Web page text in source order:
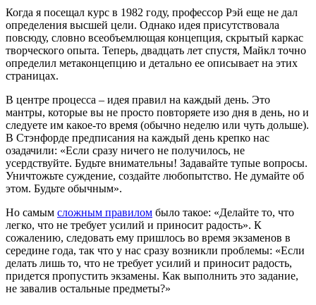
Когда я посещал курс в 1982 году, профессор Рэй еще не дал
определения высшей цели. Однако идея присутствовала
повсюду, словно всеобъемлющая концепция, скрытый каркас
творческого опыта. Теперь, двадцать лет спустя, Майкл точно
определил метаконцепцию и детально ее описывает на этих
страницах.
В центре процесса – идея правил на каждый день. Это
мантры, которые вы не просто повторяете изо дня в день, но и
следуете им какое-то время (обычно неделю или чуть дольше).
В Стэнфорде предписания на каждый день крепко нас
озадачили: «Если сразу ничего не получилось, не
усердствуйте. Будьте внимательны! Задавайте тупые вопросы.
Уничтожьте суждение, создайте любопытство. Не думайте об
этом. Будьте обычным».
Но самым сложным правилом было такое: «Делайте то, что
легко, что не требует усилий и приносит радость». К
сожалению, следовать ему пришлось во время экзаменов в
середине года, так что у нас сразу возникли проблемы: «Если
делать лишь то, что не требует усилий и приносит радость,
придется пропустить экзамены. Как выполнить это задание,
не завалив остальные предметы?»